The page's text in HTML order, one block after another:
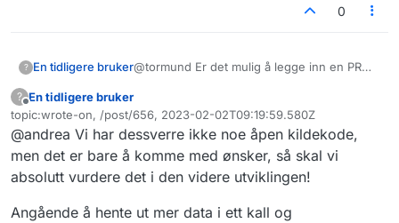
0
? En tidligere bruker@tormund Er det mulig å legge inn en PR
flere dager i ett kall eller også an aggregert
snittpris, men om du server en json fil per
dato er det kanskje lettere at jeg gjør det i
min egen app
?
Frakoblet
En tidligere bruker
topic:wrote-on, /post/656, 2023-02-02T09:19:59.580Z
Sist endret av
@andrea Vi har dessverre ikke noe åpen kildekode,
men det er bare å komme med ønsker, så skal vi
absolutt vurdere det i den videre utviklingen!
Angående å hente ut mer data i ett kall og